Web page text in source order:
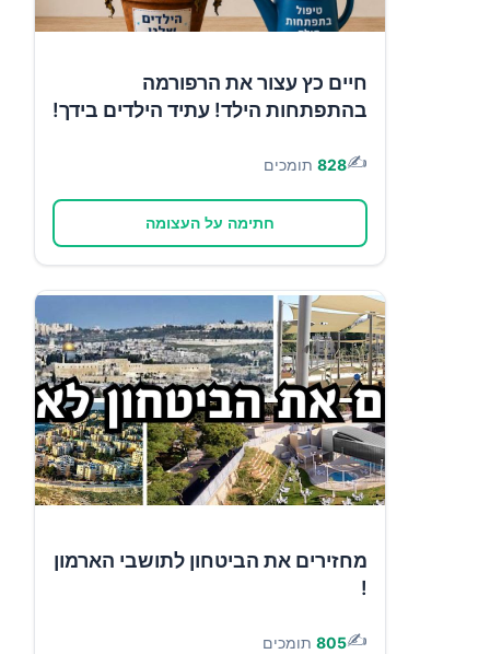
חיים כץ עצור את הרפורמה
בהתפתחות הילד! עתיד הילדים בידך!
✍️
828 תומכים
חתימה על העצומה
מחזירים את הביטחון לתושבי הארמון
!
✍️
805 תומכים